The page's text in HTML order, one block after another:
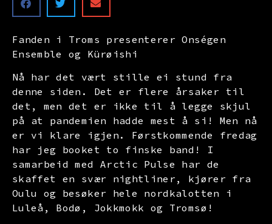
Fanden i Troms presenterer Onségen
Ensemble og Kürøishi
Nå har det vært stille ei stund fra
denne siden. Det er flere årsaker til
det, men det er ikke til å legge skjul
på at pandemien hadde mest å si! Men nå
er vi klare igjen. Førstkommende fredag
har jeg booket to finske band! I
samarbeid med Arctic Pulse har de
skaffet en svær nightliner, kjører fra
Oulu og besøker hele nordkalotten i
Luleå, Bodø, Jokkmokk og Tromsø!